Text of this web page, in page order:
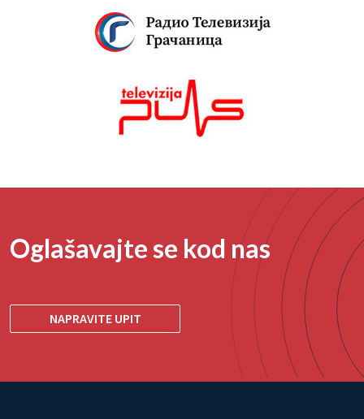
Oglašavajte se kod nas
NAPRAVITE UPIT